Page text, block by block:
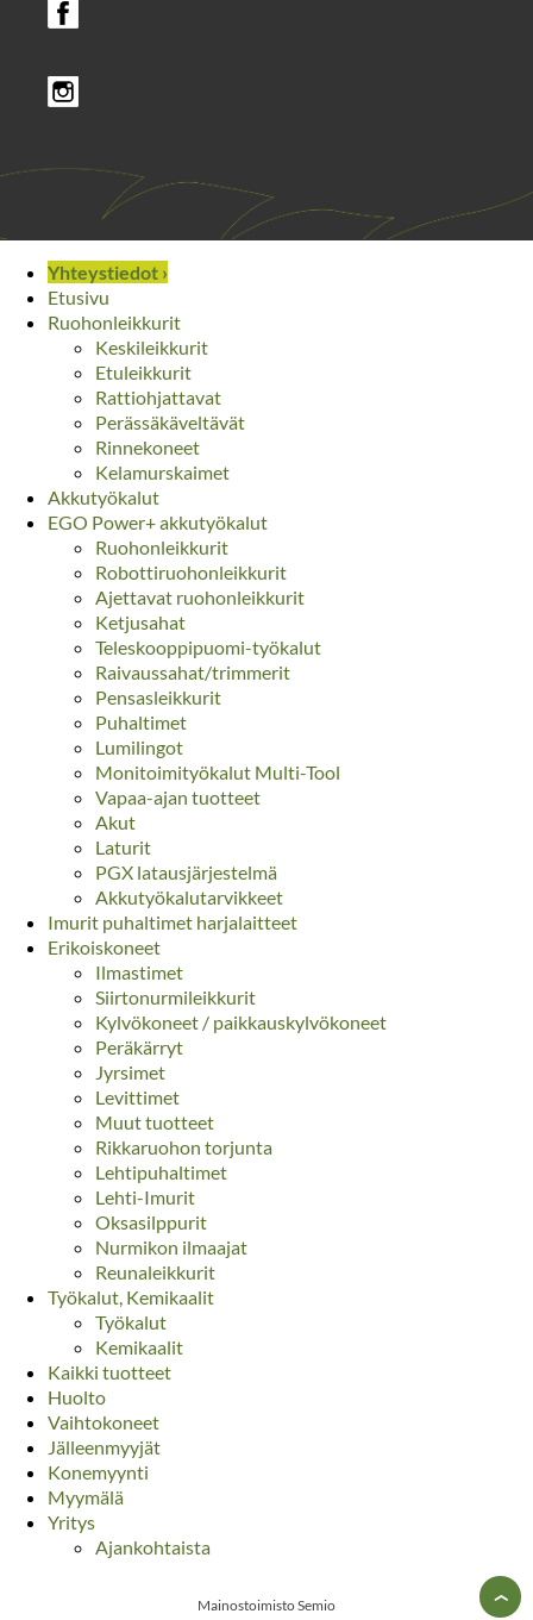
Yhteystiedot ›
Etusivu
Ruohonleikkurit
Keskileikkurit
Etuleikkurit
Rattiohjattavat
Perässäkäveltävät
Rinnekoneet
Kelamurskaimet
Akkutyökalut
EGO Power+ akkutyökalut
Ruohonleikkurit
Robottiruohonleikkurit
Ajettavat ruohonleikkurit
Ketjusahat
Teleskooppipuomi-työkalut
Raivaussahat/trimmerit
Pensasleikkurit
Puhaltimet
Lumilingot
Monitoimityökalut Multi-Tool
Vapaa-ajan tuotteet
Akut
Laturit
PGX latausjärjestelmä
Akkutyökalutarvikkeet
Imurit puhaltimet harjalaitteet
Erikoiskoneet
Ilmastimet
Siirtonurmileikkurit
Kylvökoneet / paikkauskylvökoneet
Peräkärryt
Jyrsimet
Levittimet
Muut tuotteet
Rikkaruohon torjunta
Lehtipuhaltimet
Lehti-Imurit
Oksasilppurit
Nurmikon ilmaajat
Reunaleikkurit
Työkalut, Kemikaalit
Työkalut
Kemikaalit
Kaikki tuotteet
Huolto
Vaihtokoneet
Jälleenmyyjät
Konemyynti
Myymälä
Yritys
Ajankohtaista
Mainostoimisto Semio ›